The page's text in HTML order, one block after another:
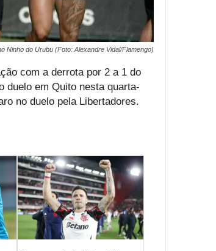
Ninho do Urubu (Foto: Alexandre Vidal/Flamengo)
com a derrota por 2 a 1 do
duelo em Quito nesta quarta-
no duelo pela Libertadores.